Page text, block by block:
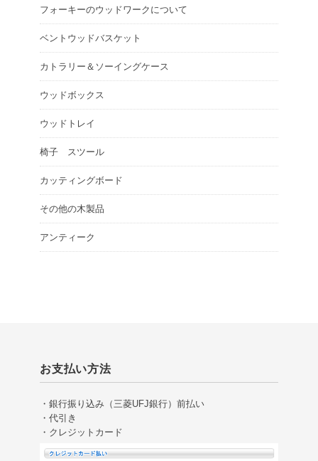
フォーキーのウッドワークについて
ベントウッドバスケット
カトラリー＆ソーイングケース
ウッドボックス
ウッドトレイ
椅子 スツール
カッティングボード
その他の木製品
アンティーク
お支払い方法
・銀行振り込み（三菱UFJ銀行）前払い
・代引き
・クレジットカード